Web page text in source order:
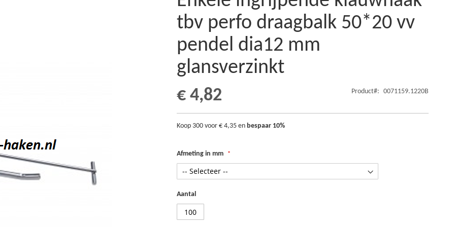
tbv perfo draagbalk 50*20 vv
pendel dia12 mm
glansverzinkt
€ 4,82 Product 0071159.1220B
Koop 300 voor € 4,35 en bespaar 10%
Afmeting in mm
Aantal